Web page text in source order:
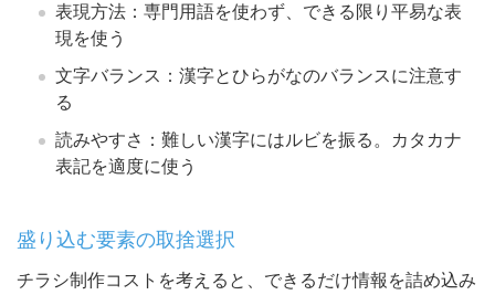
表現方法：専門用語を使わず、できる限り平易な表
現を使う
文字バランス：漢字とひらがなのバランスに注意す
る
読みやすさ：難しい漢字にはルビを振る。カタカナ
表記を適度に使う
盛り込む要素の取捨選択
チラシ制作コストを考えると、できるだけ情報を詰め込み